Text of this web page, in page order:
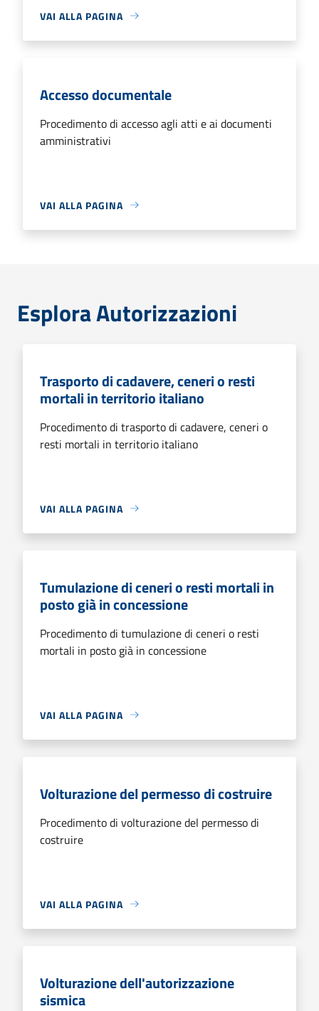
VAI ALLA PAGINA
Accesso documentale
Procedimento di accesso agli atti e ai documenti
amministrativi
VAI ALLA PAGINA
Esplora Autorizzazioni
Trasporto di cadavere, ceneri o resti
mortali in territorio italiano
Procedimento di trasporto di cadavere, ceneri o
resti mortali in territorio italiano
VAI ALLA PAGINA
Tumulazione di ceneri o resti mortali in
posto già in concessione
Procedimento di tumulazione di ceneri o resti
mortali in posto già in concessione
VAI ALLA PAGINA
Volturazione del permesso di costruire
Procedimento di volturazione del permesso di
costruire
VAI ALLA PAGINA
Volturazione dell'autorizzazione
sismica